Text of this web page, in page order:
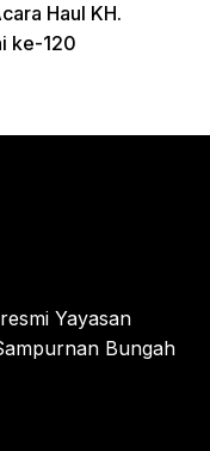
Haul KH.
ke-120
Yayasan
Bungah